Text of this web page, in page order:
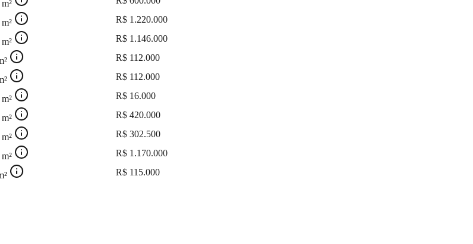
m²
m² R$ 1.220.000
m² R$ 1.146.000
R$ 112.000
R$ 112.000
m² R$ 16.000
m² R$ 420.000
m² R$ 302.500
m² R$ 1.170.000
R$ 115.000